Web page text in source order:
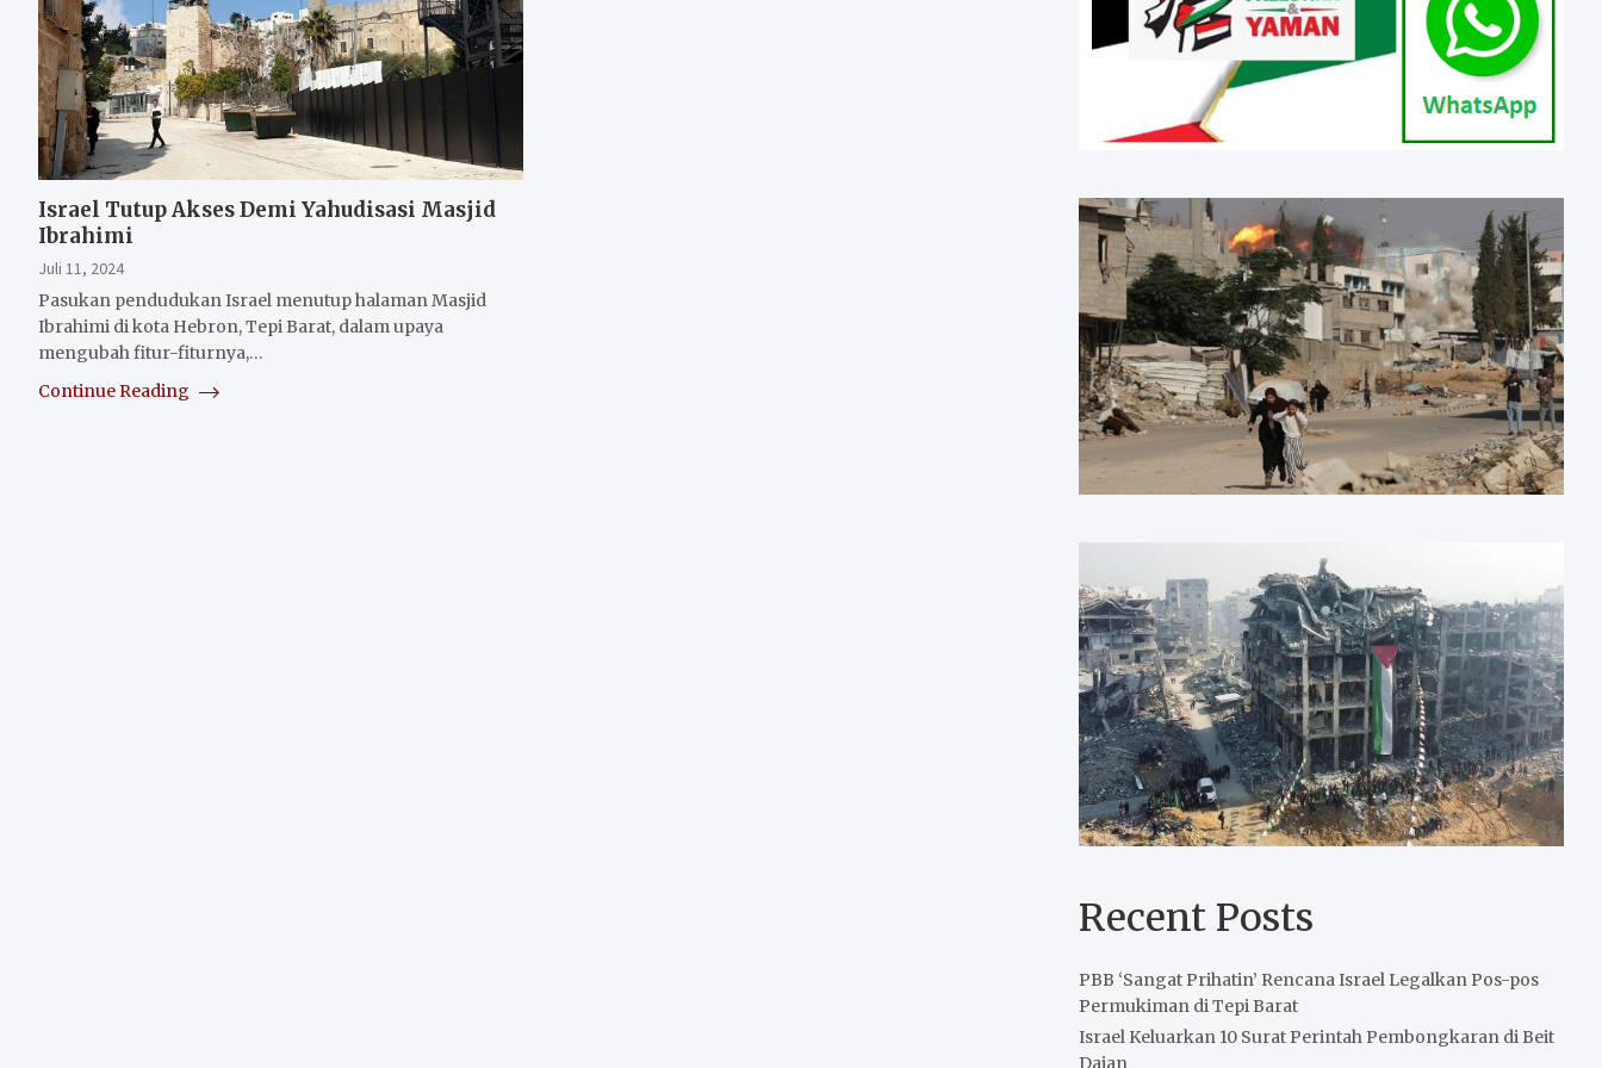
Israel Tutup Akses Demi Yahudisasi Masjid
Ibrahimi
Juli 11, 2024
Pasukan pendudukan Israel menutup halaman Masjid
Ibrahimi di kota Hebron, Tepi Barat, dalam upaya
mengubah fitur-fiturnya,…
Continue Reading
Recent Posts
PBB ‘Sangat Prihatin’ Rencana Israel Legalkan Pos-pos
Permukiman di Tepi Barat
Israel Keluarkan 10 Surat Perintah Pembongkaran di Beit
Dajan